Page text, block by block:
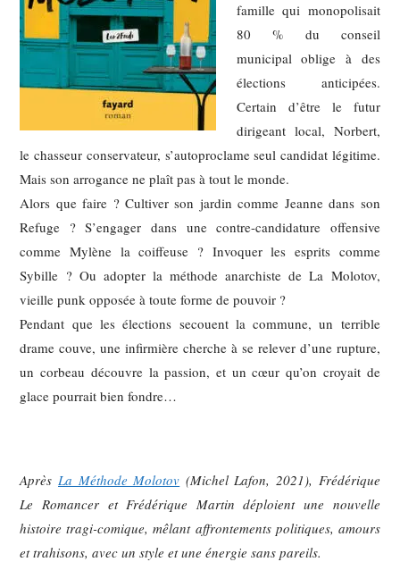
famille qui monopolisait
80 % du conseil
municipal oblige à des
élections anticipées.
Certain d’être le futur
dirigeant local, Norbert,
le chasseur conservateur, s’autoproclame seul candidat légitime.
Mais son arrogance ne plaît pas à tout le monde.
Alors que faire ? Cultiver son jardin comme Jeanne dans son
Refuge ? S’engager dans une contre-candidature offensive
comme Mylène la coiffeuse ? Invoquer les esprits comme
Sybille ? Ou adopter la méthode anarchiste de La Molotov,
vieille punk opposée à toute forme de pouvoir ?
Pendant que les élections secouent la commune, un terrible
drame couve, une infirmière cherche à se relever d’une rupture,
un corbeau découvre la passion, et un cœur qu’on croyait de
glace pourrait bien fondre…
AprèsLa Méthode Molotov (Michel Lafon, 2021), Frédérique
Le Romancer et Frédérique Martin déploient une nouvelle
histoire tragi-comique, mêlant affrontements politiques, amours
et trahisons, avec un style et une énergie sans pareils.